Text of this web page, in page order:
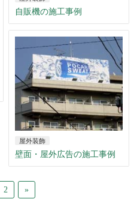
自販機の施工事例
屋外装飾
壁面・屋外広告の施工事例
2 »